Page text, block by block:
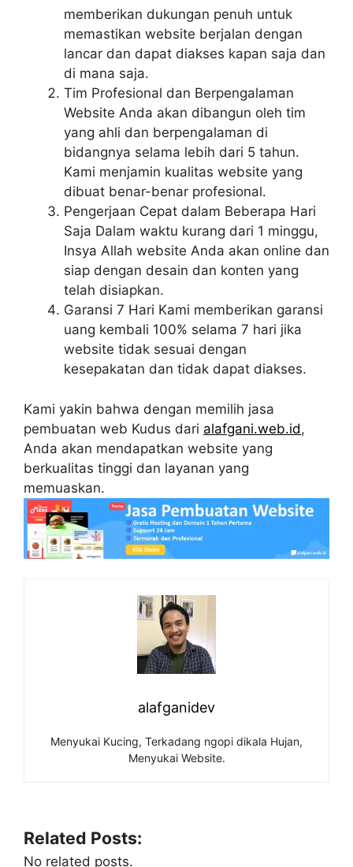
memberikan dukungan penuh untuk
memastikan website berjalan dengan
lancar dan dapat diakses kapan saja dan
di mana saja.
Tim Profesional dan Berpengalaman
Website Anda akan dibangun oleh tim
yang ahli dan berpengalaman di
bidangnya selama lebih dari 5 tahun.
Kami menjamin kualitas website yang
dibuat benar-benar profesional.
Pengerjaan Cepat dalam Beberapa Hari
Saja Dalam waktu kurang dari 1 minggu,
Insya Allah website Anda akan online dan
siap dengan desain dan konten yang
telah disiapkan.
Garansi 7 Hari Kami memberikan garansi
uang kembali 100% selama 7 hari jika
website tidak sesuai dengan
kesepakatan dan tidak dapat diakses.
Kami yakin bahwa dengan memilih jasa
pembuatan web Kudus dari alafgani.web.id,
Anda akan mendapatkan website yang
berkualitas tinggi dan layanan yang
memuaskan.
alafganidev
Menyukai Kucing, Terkadang ngopi dikala Hujan,
Menyukai Website.
Related Posts:
No related posts.